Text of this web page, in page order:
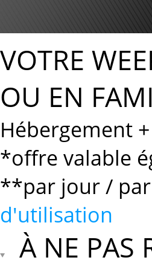
VOTRE
OU EN
Hébergement
*offre valable
**par jour /
d'utilisation
À NE PAS